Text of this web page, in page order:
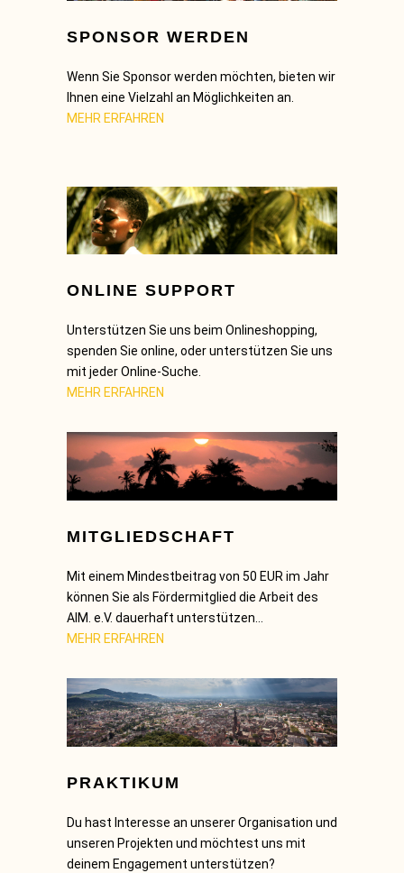
SPONSOR WERDEN
Wenn Sie Sponsor werden möchten, bieten wir
Ihnen eine Vielzahl an Möglichkeiten an.
MEHR ERFAHREN
ONLINE SUPPORT
Unterstützen Sie uns beim Onlineshopping,
spenden Sie online, oder unterstützen Sie uns
mit jeder Online-Suche.
MEHR ERFAHREN
MITGLIEDSCHAFT
Mit einem Mindestbeitrag von 50 EUR im Jahr
können Sie als Fördermitglied die Arbeit des
AIM. e.V. dauerhaft unterstützen…
MEHR ERFAHREN
PRAKTIKUM
Du hast Interesse an unserer Organisation und
unseren Projekten und möchtest uns mit
deinem Engagement unterstützen?